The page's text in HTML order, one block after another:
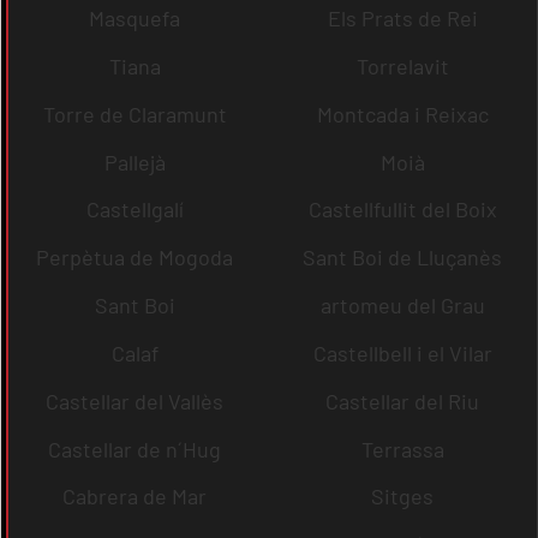
Masquefa
Els Prats de Rei
Tiana
Torrelavit
Torre de Claramunt
Montcada i Reixac
Pallejà
Moià
Castellgalí
Castellfullit del Boix
Perpètua de Mogoda
Sant Boi de Lluçanès
Sant Boi
artomeu del Grau
Calaf
Castellbell i el Vilar
Castellar del Vallès
Castellar del Riu
Castellar de n´Hug
Terrassa
Cabrera de Mar
Sitges